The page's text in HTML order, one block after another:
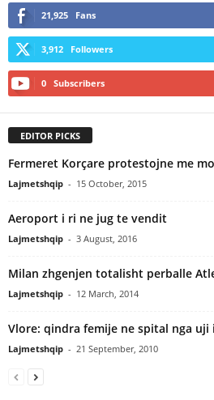
21,925 Fans
3,912 Followers
0 Subscribers
EDITOR PICKS
Fermeret Korçare protestojne me
Lajmetshqip - 15 October, 2015
Aeroport i ri ne jug te vendit
Lajmetshqip - 3 August, 2016
Milan zhgenjen totalisht perballe
Lajmetshqip - 12 March, 2014
Vlore: qindra femije ne spital nga
Lajmetshqip - 21 September, 2010